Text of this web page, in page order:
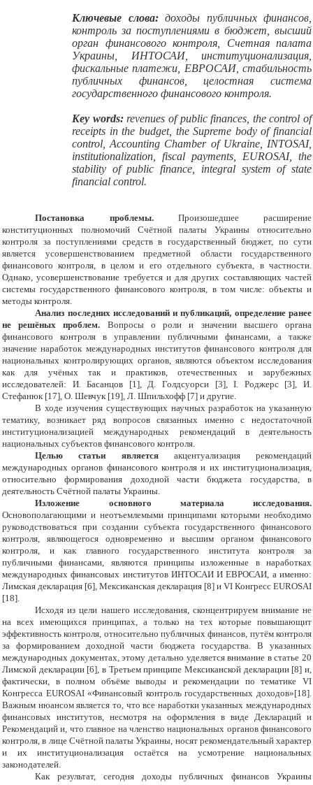
Ключевые слова: доходы публичных финансов,
контроль за поступлениями в бюджет, высший
орган финансового контроля, Счетная палата
Украины, ИНТОСАИ, институционализация,
фискальные платежи, ЕВРОСАИ, стабильность
публичных финансов, целостная система
государственного финансового контроля.
Key words: revenues of public finances, the control of
receipts in the budget, the Supreme body of financial
control,Аccounting Сhamber of Ukraine, INTOSAI,
institutionalization, fiscal payments, EUROSAI, the
stability of public finance, integral system of state
financial control.
Постановка проблемы.Произошедшее расширение
конституционных полномочий Счётной палаты Украины относительно
контроля за поступлениями средств в государственный бюджет, по сути
является усовершенствованием предметной области государственного
финансового контроля, в целом и его отдельного субъекта, в частности.
Однако, усовершенствование требуется и для других составляющих частей
системы государственного финансового контроля, в том числе: объекты и
методы контроля.
Анализ последних исследований и публикаций, определение ранее
не решёных проблем. Вопросы о роли и значении высшего органа
финансового контроля в управлении публичными финансами, а также
значение наработок международных институтов финансового контроля для
национальных контролирующих органов, являются объектом исследования
как для учёных так и практиков, отечественных и зарубежных
исследователей: И. Басанцов [1], Д. Голдсуорси [3], І. Роджерс [3], И.
Стефанюк [17], О. Шевчук [19], Л. Шпильхофф [7] и другие.
В ходе изучения существующих научных разработок на указанную
тематику, возникает ряд вопросов связанных именно с недостаточной
институционализацией международных рекомендаций в деятельность
национальных субъектов финансового контроля.
Целью статьи является акцентуализация рекомендаций
международных органов финансового контроля и их институционализация,
относительно формирования доходной части бюджета государства, в
деятельность Счётной палаты Украины.
Изложение основного материала исследования.
Основополагающими и неотъемлемыми принципами которыми необходимо
руководствоваться при создании субъекта государственного финансового
контроля, являющегося одновременно и высшим органом финансового
контроля, и как главного государственного института контроля за
публичными финансами, являются принципы изложенные в наработках
международных финансовых институтов ИНТОСАИ И ЕВРОСАИ, а именно:
Лимская декларация [6], Мексиканская декларация [8] и VI Конгресс EUROSAI
[18].
Исходя из цели нашего исследования, сконцентрируем внимание не
на всех имеющихся принципах, а только на тех которые повышающит
эффективность контроля, относительно публичных финансов, путём контроля
за формированием доходной части бюджета государства. В указанных
международных документах, этому детально уделяется внимание в статье 20
Лимской декларации [6], в Третьем принципе Мексиканской декларации [8] и,
фактически, в полном объёме выводы и рекомендации по тематике VI
Конгресса EUROSAI «Финансовый контроль государственных доходов»[18].
Важным нюансом является то, что все наработки указанных международных
финансовых институтов, несмотря на оформления в виде Деклараций и
Рекомендаций и, что главное на членство национальных органов финансового
контроля, в лице Счётной палаты Украины, носят рекомендательный характер
и их институционализация остаётся на усмотрение национальных
законодателей.
Как результат, сегодня доходы публичных финансов Украины